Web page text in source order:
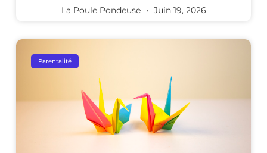
La Poule Pondeuse Juin 19, 2026
Parentalité